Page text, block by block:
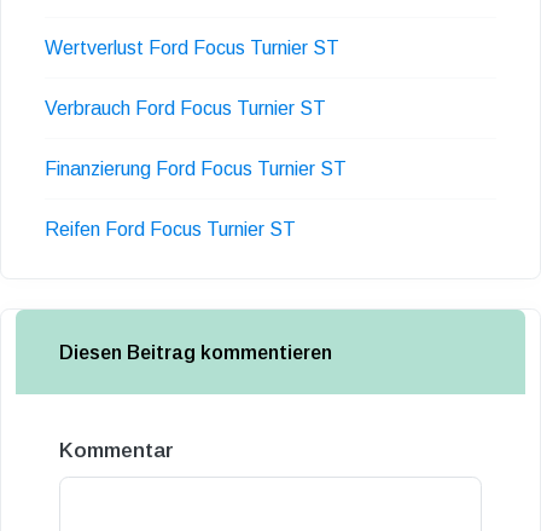
Wertverlust Ford Focus Turnier ST
Verbrauch Ford Focus Turnier ST
Finanzierung Ford Focus Turnier ST
Reifen Ford Focus Turnier ST
Diesen Beitrag kommentieren
Kommentar